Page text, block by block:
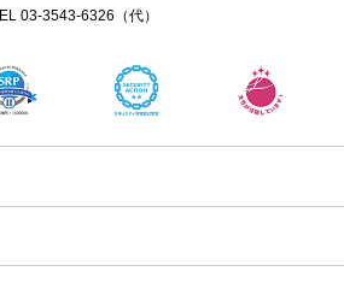
03-3543-6326 （代）